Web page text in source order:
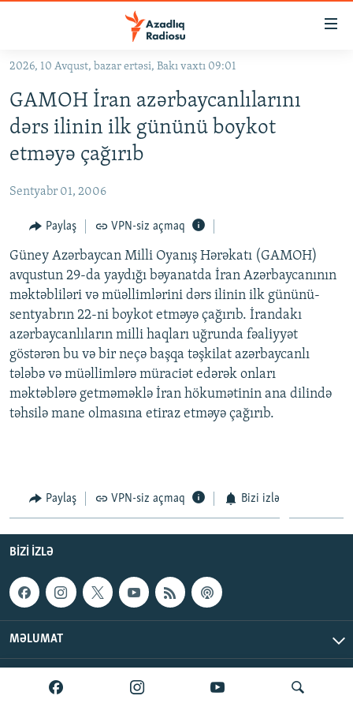
Əsas
qayıt
Əsas
qayıt
#ƏSLINDƏ
FƏRQƏ BAX
QANUNI DOĞRU
ARAŞDIRMA
MULTIMEDIA
VIDEO
FOTOQALEREYA
İNFOQRAFIKA
KARIKATURA
RADIO ARXIV
OXU ZALI
AZƏRBAYCAN ƏDƏBIYYATI KITABXANASI
İSLAM VƏ DEMOKRATIYA
HAQQIMIZDA
MISSIYAMIZ
PEŞƏ ETIKASI VƏ JURNALISTIKA STANDARTLARIMIZ
BIZI IZLƏ
2026, 10 Avqust, bazar ertəsi, Bakı vaxtı 09:01
GAMOH İran azərbaycanlılarını
dərs ilinin ilk gününü boykot
etməyə çağırıb
Sentyabr 01, 2006
Paylaş VPN-siz açmaq
Güney Azərbaycan Milli Oyanış Hərəkatı (GAMOH)
avqustun 29-da yaydığı bəyanatda İran Azərbaycanının
məktəbliləri və müəllimlərini dərs ilinin ilk gününü-
sentyabrın 22-ni boykot etməyə çağırıb. İrandakı
azərbaycanlıların milli haqları uğrunda fəaliyyət
göstərən bu və bir neçə başqa təşkilat azərbaycanlı
tələbə və müəllimlərə müraciət edərək onları
məktəblərə getməməklə İran hökumətinin ana dilində
təhsilə mane olmasına etiraz etməyə çağırıb.
Paylaş VPN-siz açmaq Bizi izlə
BIZI IZLƏ
MƏLUMAT
AzadlıqRadiosu © 2026 Inc. | Bütün hüquqlar qorunur